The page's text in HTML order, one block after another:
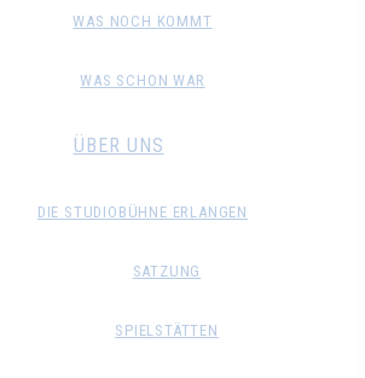
WAS NOCH KOMMT
WAS SCHON WAR
ÜBER UNS
DIE STUDIOBÜHNE ERLANGEN
SATZUNG
SPIELSTÄTTEN